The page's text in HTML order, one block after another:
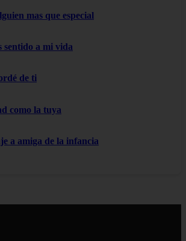
mas que especial
sentido a mi vida
de ti
como la tuya
a amiga de la infancia